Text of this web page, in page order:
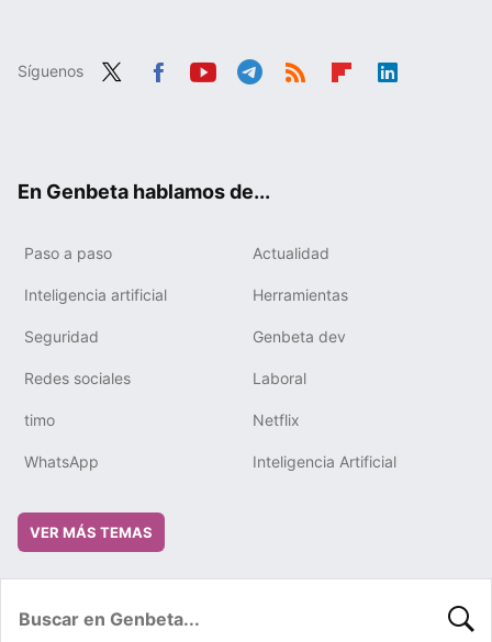
Síguenos
En Genbeta hablamos de...
Paso a paso Actualidad
Inteligencia artificial Herramientas
Seguridad Genbeta dev
Redes sociales Laboral
timo Netflix
WhatsApp Inteligencia Artificial
VER MÁS TEMAS